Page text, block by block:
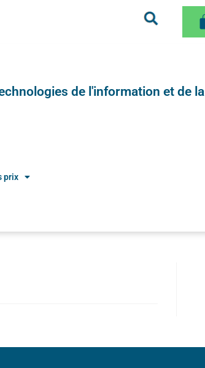
de l'information et de la
prix